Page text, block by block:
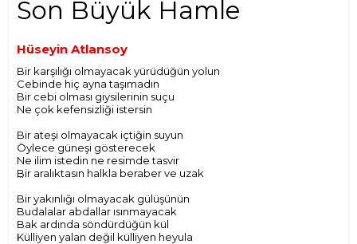
Son Büyük Hamle
Hüseyin Atlansoy
Bir karşılığı olmayacak yürüdüğün yolun
Cebinde hiç ayna taşımadın
Bir cebi olması giysilerinin suçu
Ne çok kefensizliği istersin
Bir ateşi olmayacak içtiğin suyun
Öylece güneşi gösterecek
Ne ilim istedin ne resimde tasvir
Bir aralıktasın halkla beraber ve uzak
Bir yakınlığı olmayacak gülüşünün
Budalalar abdallar ısınmayacak
Bak ardında söndürdüğün kül
Külliyen yalan değil külliyen heyula